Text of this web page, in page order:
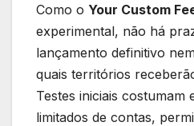
Como o Your Custom
experimental, não há
lançamento definitivo
quais territórios
Testes iniciais costumam
limitados de contas,